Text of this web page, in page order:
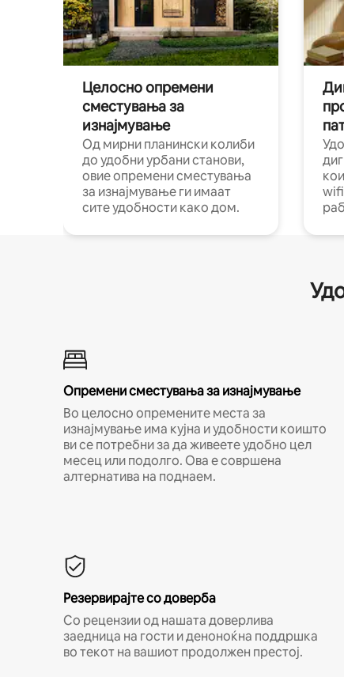
Целосно опремени
сместувања за
изнајмување
Од мирни планински колиби
до удобни урбани станови,
овие опремени сместувања
за изнајмување ги имаат
сите удобности како дом.
Опремени сместувања за изнајмување
Во целосно опремените места за
изнајмување има кујна и удобности коишто
ви се потребни за да живеете удобно цел
месец или подолго. Ова е совршена
алтернатива на поднаем.
Резервирајте со доверба
Со рецензии од нашата доверлива
заедница на гости и деноноќна поддршка
во текот на вашиот продолжен престој.